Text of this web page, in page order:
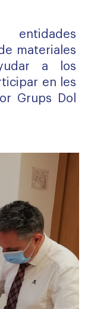
entidades
materiales
a los
en les
Grups Dol